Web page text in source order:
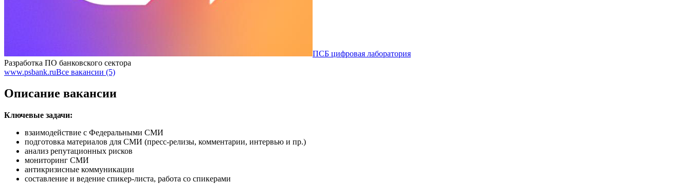
ПСБ цифровая лаборатория
Разработка ПО банковского сектора
www.psbank.ruВсе вакансии (5)
Описание вакансии
Ключевые задачи:
взаимодействие с Федеральными СМИ
подготовка материалов для СМИ (пресс-релизы, комментарии, интервью и пр.)
анализ репутационных рисков
мониторинг СМИ
антикризисные коммуникации
составление и ведение спикер-листа, работа со спикерами